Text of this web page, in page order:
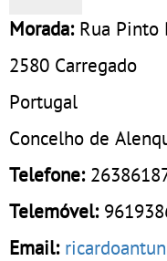
Morada: Rua Pinto
2580 Carregado
Portugal
Concelho de
Telefone:
Telemóvel:
Email: